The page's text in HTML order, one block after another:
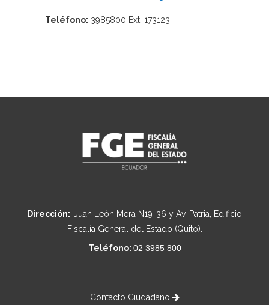
Teléfono: 3985800 Ext. 173123
Dirección: Juan León Mera N19-36 y Av. Patria, Edificio
Fiscalía General del Estado (Quito).
Teléfono: 02 3985 800
Contacto Ciudadano